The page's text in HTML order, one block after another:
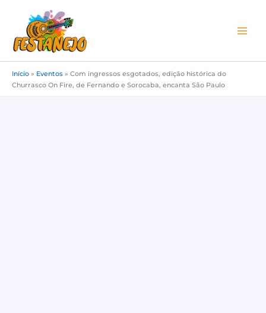
conteúdo
Início » Eventos » Com ingressos esgotados, edição histórica do
Churrasco On Fire, de Fernando e Sorocaba, encanta São Paulo